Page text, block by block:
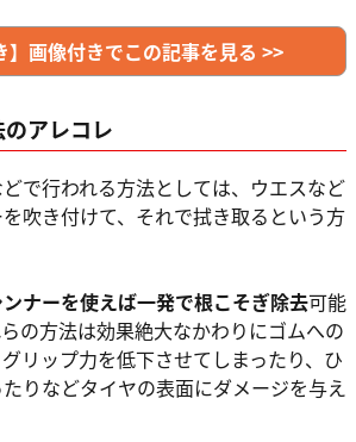
画像付きでこの記事を見る >>
アレコレ
で行われる方法としては、ウエスなど
吹き付けて、それで拭き取るという方
ナーを使えば一発で根こそぎ除去可能
の方法は効果絶大なかわりにゴムへの
リップ力を低下させてしまったり、ひ
りなどタイヤの表面にダメージを与え